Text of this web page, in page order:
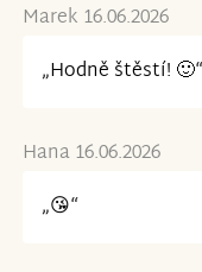
Marek 16.06.2026
„Hodně štěstí! 🙂“
Hana 16.06.2026
„😘“